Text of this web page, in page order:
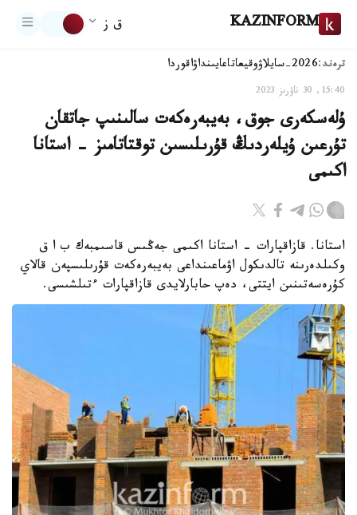
KAZINFORM ق ز
ترەند:2026-سايلاۋ وقيعاتاعايىنداۋاقوردا
15:40, 30 ناۋرىز 2023
ۇلەسكەرى جوق، بەيبەرەكەت سالىنىپ جاتقان
تۇرعىن ۇيلەردىڭ قۇرىلىسىن توقتاتامىز - استانا
اكىمى
استانا. قازاقپارات - استانا اكىمى جەڭىس قاسىمبەك ب ا ق
وكىلدەرىنە تالدىكول اۋماعىنداعى بەيبەرەكەت قۇرىلىسپەن قالاي
كۇرەسەتىنىن ايتتى، دەپ حابارلايدى قازاقپارات ءتىلشىسى.